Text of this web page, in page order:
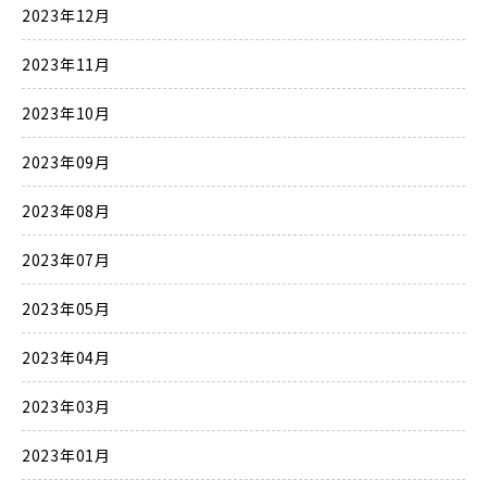
2023年12月
2023年11月
2023年10月
2023年09月
2023年08月
2023年07月
2023年05月
2023年04月
2023年03月
2023年01月